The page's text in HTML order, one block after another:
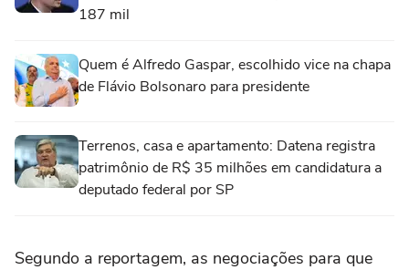
187 mil
Quem é Alfredo Gaspar, escolhido vice na chapa
de Flávio Bolsonaro para presidente
Terrenos, casa e apartamento: Datena registra
patrimônio de R$ 35 milhões em candidatura a
deputado federal por SP
Segundo a reportagem, as negociações para que